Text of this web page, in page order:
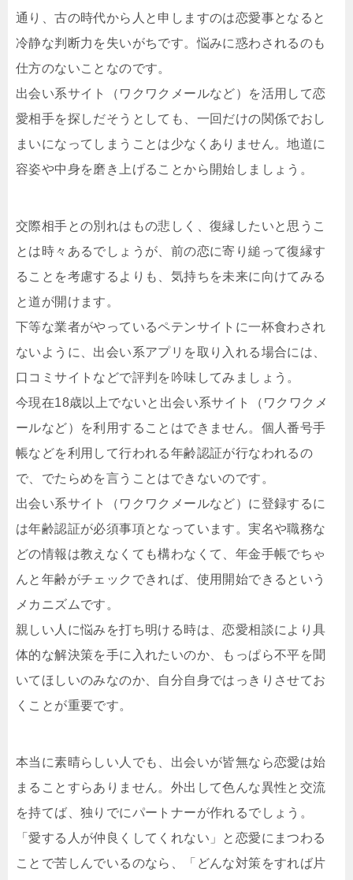
通り、古の時代から人と申しますのは恋愛事となると
冷静な判断力を失いがちです。悩みに惑わされるのも
仕方のないことなのです。
出会い系サイト（ワクワクメールなど）を活用して恋
愛相手を探しだそうとしても、一回だけの関係でおし
まいになってしまうことは少なくありません。地道に
容姿や中身を磨き上げることから開始しましょう。
交際相手との別れはもの悲しく、復縁したいと思うこ
とは時々あるでしょうが、前の恋に寄り縋って復縁す
ることを考慮するよりも、気持ちを未来に向けてみる
と道が開けます。
下等な業者がやっているペテンサイトに一杯食わされ
ないように、出会い系アプリを取り入れる場合には、
口コミサイトなどで評判を吟味してみましょう。
今現在18歳以上でないと出会い系サイト（ワクワクメ
ールなど）を利用することはできません。個人番号手
帳などを利用して行われる年齢認証が行なわれるの
で、でたらめを言うことはできないのです。
出会い系サイト（ワクワクメールなど）に登録するに
は年齢認証が必須事項となっています。実名や職務な
どの情報は教えなくても構わなくて、年金手帳でちゃ
んと年齢がチェックできれば、使用開始できるという
メカニズムです。
親しい人に悩みを打ち明ける時は、恋愛相談により具
体的な解決策を手に入れたいのか、もっぱら不平を聞
いてほしいのみなのか、自分自身ではっきりさせてお
くことが重要です。
本当に素晴らしい人でも、出会いが皆無なら恋愛は始
まることすらありません。外出して色んな異性と交流
を持てば、独りでにパートナーが作れるでしょう。
「愛する人が仲良くしてくれない」と恋愛にまつわる
ことで苦しんでいるのなら、「どんな対策をすれば片